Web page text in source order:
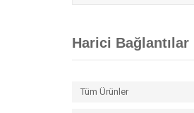
Harici Bağlantılar
Tüm Ürünler